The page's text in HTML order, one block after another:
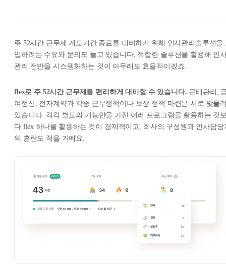
주 52시간 근무제 계도기간 종료를 대비하기 위해 인사관리솔루션을
입하려는 수요와 문의도 늘고 있습니다. 적합한 솔루션을 활용해 인
관리 전반을 시스템화하는 것이 아무래도 효율적이겠죠.
flex로 주 52시간 근무제를 편리하게 대비할 수 있습니다. 근태관리,
여정산, 전자계약과 각종 근무정책이나 보상 정책 마련은 서로 맞물
있습니다. 각각 별도의 기능만을 가진 여러 프로그램을 활용하는 것
다 flex 하나를 활용하는 것이 경제적이고, 회사의 구성원과 인사담당
의 혼란도 적을 거예요.